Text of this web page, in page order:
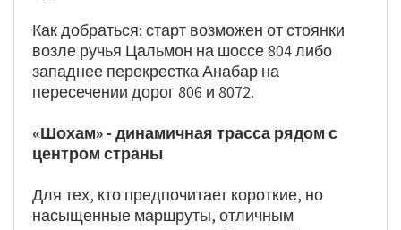
Как добраться: старт возможен от стоянки
возле ручья Цальмон на шоссе 804 либо
западнее перекрестка Анабар на
пересечении дорог 806 и 8072.
«Шохам» - динамичная трасса рядом с
центром страны
Для тех, кто предпочитает короткие, но
насыщенные маршруты, отличным